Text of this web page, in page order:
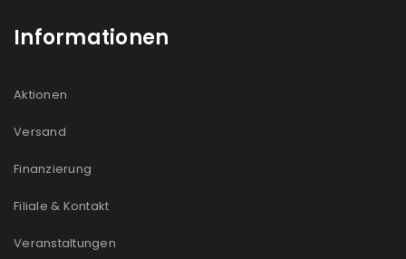
NEWSLETTER ABONNIEREN
Informationen
Aktionen
Versand
Finanzierung
Filiale & Kontakt
Veranstaltungen